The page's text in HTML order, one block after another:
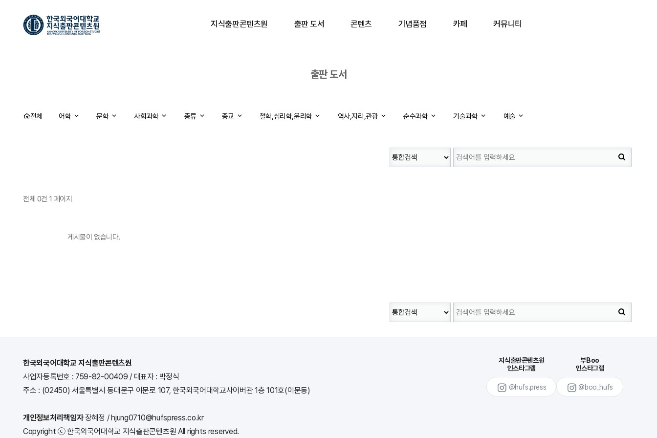
지식출판콘텐츠원 출판 도서 콘텐츠 기념품점 카페 커뮤니티
출판 도서
전체 어학 문학 사회과학 총류 종교 철학,심리학,윤리학 역사,지리,관광 순수과학 기술과학 예술
전체 0건 1 페이지
게시물이 없습니다.
지식출판콘텐츠원
인스타그램
@hufs.press
부Boo
인스타그램
@boo_hufs
한국외국어대학교 지식출판콘텐츠원
사업자등록번호 : 759-82-00409/ 대표자 : 박정식
주소 : (02450) 서울특별시 동대문구 이문로 107, 한국외국어대학교사이버관 1층 101호(이문동)
개인정보처리책임자장혜정 / hjung0710@hufspress.co.kr
Copyright ⓒ 한국외국어대학교 지식출판콘텐츠원 All rights reserved.